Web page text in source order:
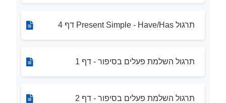
תרגול Present Simple - Have/Has דף 4
תרגול השלמת פעלים בסיפור - דף 1
תרגול השלמת פעלים בסיפור - דף 2